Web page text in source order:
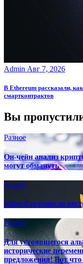
Admin Авг 7, 2026
В Ethereum рассказали,
смартконтрактов
Вы
Разное
Он-чейн анализ
могут обмануть
Разное
Ether.fi перенесла
Разное
Для устоявшегося
исторические
предложения! Вот что